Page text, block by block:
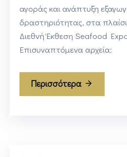
αγοράς και ανάπτυξη
δραστηριότητας, στα
Διεθνή Έκθεση Seafood
Επισυναπτόμενα αρχεία:
Περισσότερα